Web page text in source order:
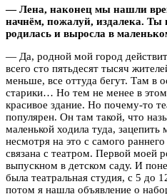
— Лена, наконец мы нашли
начнём, пожалуй, издалека. Ты
родилась и выросла в
— Да, родной мой город
всего сто пятьдесят тысяч
меньше, все оттуда бегут. Там в
старики… Но тем не менее в
красивое здание. Но почему-то
популярен. Он там такой, что
маленькой ходила туда,
несмотря на это с самого
связана с театром. Первой моей
выпускном в детском саду. И
была театральная студия, с 5 до
потом я нашла объявление о